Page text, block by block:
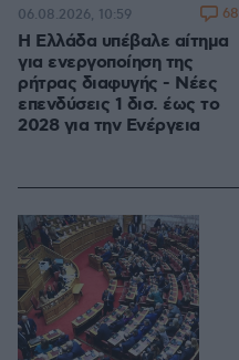
Η Ελλάδα υπέβαλε αίτημα
για ενεργοποίηση της
ρήτρας διαφυγής - Νέες
επενδύσεις 1 δισ. έως το
2028 για την Ενέργεια
06.08.2026, 10:59 68